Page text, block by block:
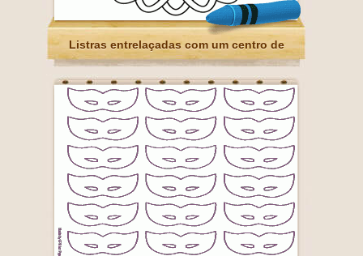
Listras entrelaçadas com um centro de